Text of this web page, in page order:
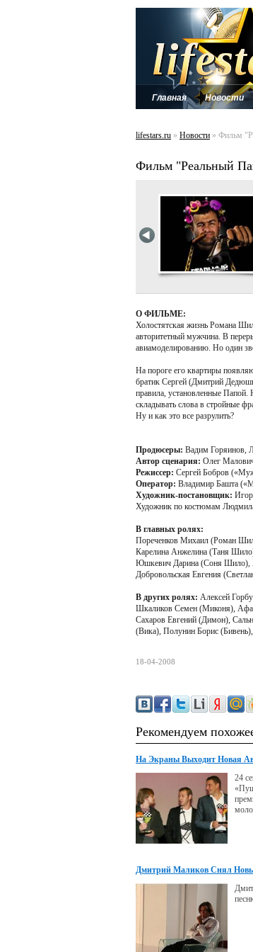
Главная Новости
lifestars.ru » Новости » Фильм
Фильм "Реальный
О ФИЛЬМЕ:
Холостятская жизнь Романа
авторитетный мужчина. В
авиамоделированию. Но один
На пороге его квартиры
братик Сергей (Дмитрий
правила, установленные Папой.
складывать слова в стройные
Ну и как это все разрулить?
Продюсеры: Вадим Горяинов,
Автор сценария: Олег
Режиссер: Сергей Бобров
Оператор: Владимир Башта
Художник-постановщик:
Художник по костюмам
В главных ролях:
Пореченков Михаил (Роман
Карелина Анжелина (Таня
Юшкевич Дарина (Соня Шило),
Добровольская Евгения
В других ролях: Алексей
Шкаликов Семен (Миконя),
Сахаров Евгений (Димон),
(Вика), Полунин Борис
18-04-2008
Рекомендуем
На Экраны Выходит Новая
24
Дмитрий Маликов Снял